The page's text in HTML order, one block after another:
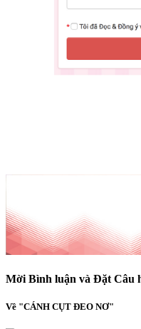
Mời Bình luận và Đặt Câu
Về "CÁNH CỤT ĐEO NƠ"